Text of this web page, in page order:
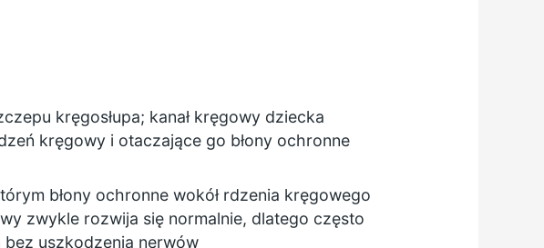
kręgosłupa; kanał kręgowy dziecka
kręgowy i otaczające go błony ochronne
błony ochronne wokół rdzenia kręgowego
zwykle rozwija się normalnie, dlatego często
bez uszkodzenia nerwów